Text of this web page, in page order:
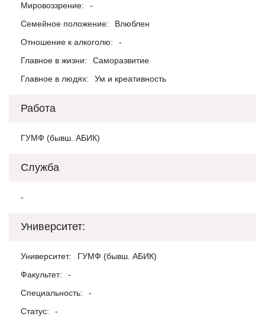
Мировоззрение:
-
Семейное положение:
Влюблен
Отношение к алкоголю:
-
Главное в жизни:
Саморазвитие
Главное в людях:
Ум и креативность
Работа
ГУМФ (бывш. АБИК)
Служба
-
Университет:
Университет:
ГУМФ (бывш. АБИК)
Факультет:
-
Специальность:
-
Статус:
-